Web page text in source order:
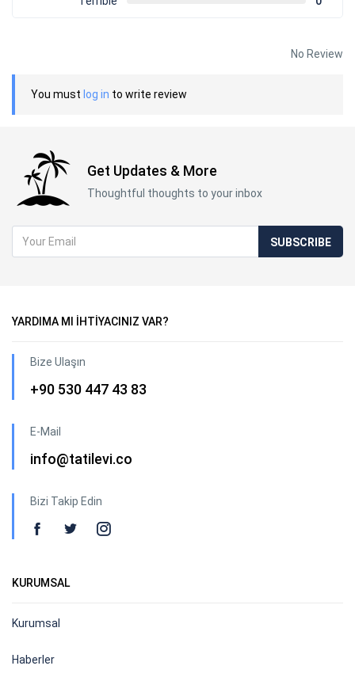
No Review
You must log in to write review
Get Updates & More
Thoughtful thoughts to your inbox
SUBSCRIBE
YARDIMA MI İHTİYACINIZ VAR?
Bize Ulaşın
+90 530 447 43 83
E-Mail
info@tatilevi.co
Bizi Takip Edin
KURUMSAL
Kurumsal
Haberler